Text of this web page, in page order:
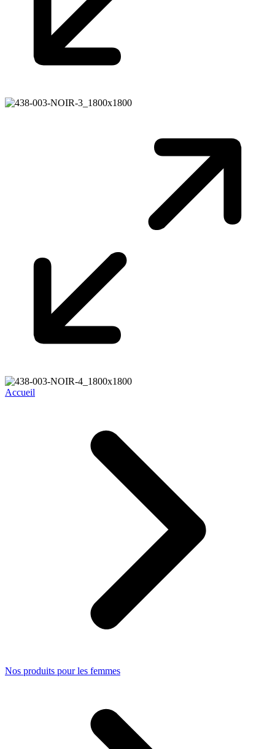
Accueil
Nos produits pour les femmes